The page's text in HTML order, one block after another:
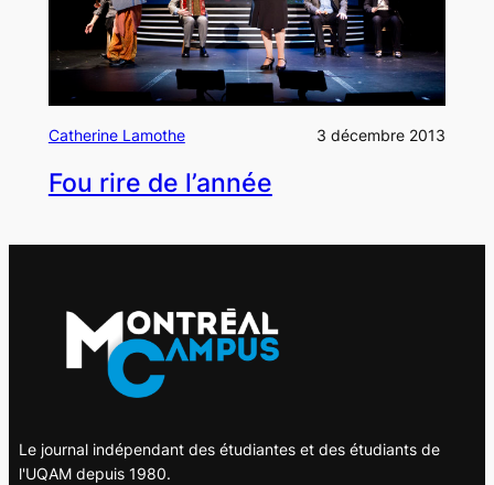
Catherine Lamothe 3 décembre 2013
Fou rire de l’année
Le journal indépendant des étudiantes et des étudiants de
l'UQAM depuis 1980.